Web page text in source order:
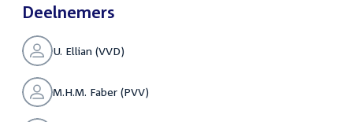
Deelnemers
U. Ellian (VVD)
M.H.M. Faber (PVV)